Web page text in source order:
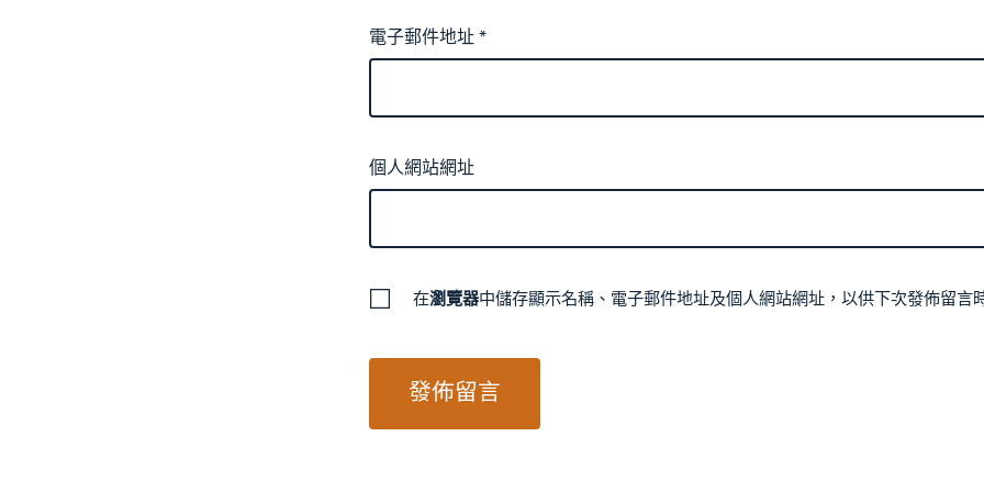
電子郵件地址*
個人網站網址
在瀏覽器中儲存顯示名稱、電子郵件地址及個人網站網址，以供下次發佈留言